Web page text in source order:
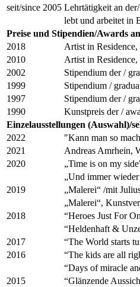
seit/since 2005 Lehrtätigkeit an
lebt und arbeitet in
Preise und Stipendien/Awards
2018
Artist in
2010
Artist in
2002
Stipendium der /
1999
Stipendium /
1997
Stipendium der /
1990
Kunstpreis der /
Einzelausstellungen (Auswahl)/
2022
"Kann man so
2021
Andreas Amrhein,
2020
„Time is on my
„Und immer
2019
„Malerei“ /mit
„Malerei“,
2018
“Heroes Just For
“Heldenhaft &
2017
“The World starts
2016
“The kids are all
“Days of miracle
2015
“Glänzende